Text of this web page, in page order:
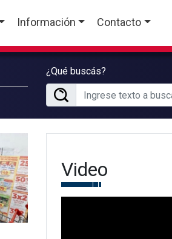
Información Contacto
¿Qué buscás?
Video